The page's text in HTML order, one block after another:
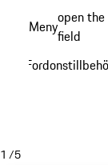
Menyopen the
field
1 /5